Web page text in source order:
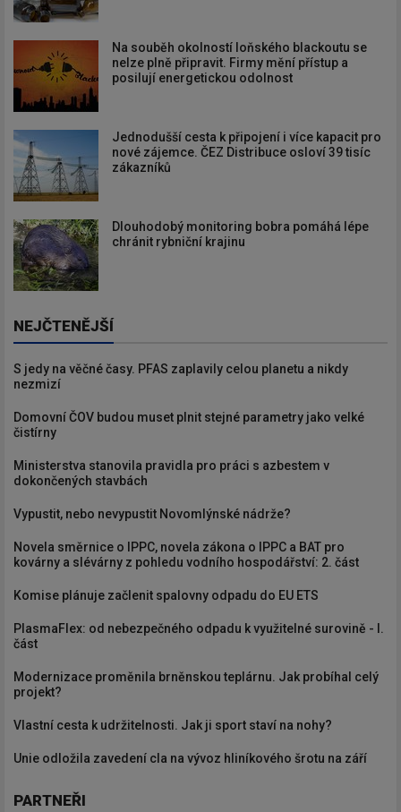
Na souběh okolností loňského blackoutu se
nelze plně připravit. Firmy mění přístup a
posilují energetickou odolnost
Jednodušší cesta k připojení i více kapacit pro
nové zájemce. ČEZ Distribuce osloví 39 tisíc
zákazníků
Dlouhodobý monitoring bobra pomáhá lépe
chránit rybniční krajinu
NEJČTENĚJŠÍ
S jedy na věčné časy. PFAS zaplavily celou planetu a nikdy
nezmizí
Domovní ČOV budou muset plnit stejné parametry jako velké
čistírny
Ministerstva stanovila pravidla pro práci s azbestem v
dokončených stavbách
Vypustit, nebo nevypustit Novomlýnské nádrže?
Novela směrnice o IPPC, novela zákona o IPPC a BAT pro
kovárny a slévárny z pohledu vodního hospodářství: 2. část
Komise plánuje začlenit spalovny odpadu do EU ETS
PlasmaFlex: od nebezpečného odpadu k využitelné surovině - I.
část
Modernizace proměnila brněnskou teplárnu. Jak probíhal celý
projekt?
Vlastní cesta k udržitelnosti. Jak ji sport staví na nohy?
Unie odložila zavedení cla na vývoz hliníkového šrotu na září
PARTNEŘI